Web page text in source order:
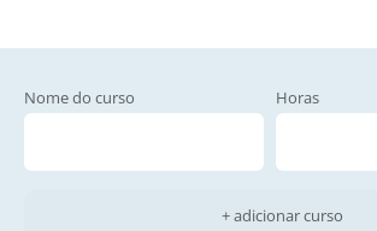
Nome do curso Horas
+ adicionar curso